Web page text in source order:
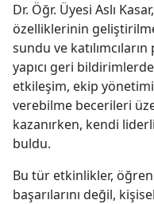
Dr. Öğr. Üyesi Aslı
özelliklerinin
sundu ve
yapıcı geri
etkileşim, ekip
verebilme becerileri
kazanırken, kendi
buldu.
Bu tür etkinlikler,
başarılarını değil,